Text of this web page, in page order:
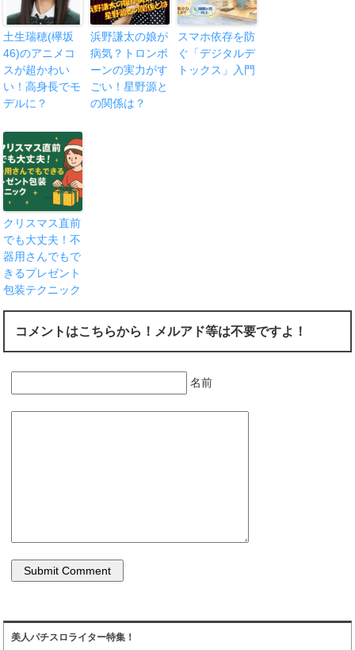
土生瑞穂(欅坂
46)のアニメコ
スが超かわい
い！高身長でモ
デルに？
浜野謙太の娘が
病気？トロンボ
ーンの実力がす
ごい！星野源と
の関係は？
スマホ依存を防
ぐ「デジタルデ
トックス」入門
クリスマス直前
でも大丈夫！不
器用さんでもで
きるプレゼント
包装テクニック
コメントはこちらから！メルアド等は不要ですよ！
名前
美人パチスロライター特集！